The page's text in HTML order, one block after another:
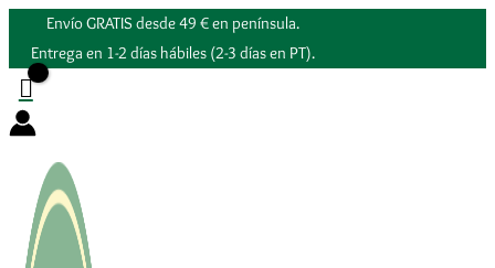
contenido
Envío GRATIS desde 49 € en península.
Entrega en 1-2 días hábiles (2-3 días en PT).